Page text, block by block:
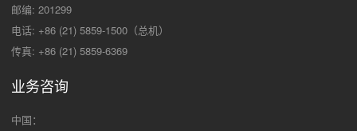
邮编: 201299
电话: +86 (21) 5859-1500（总机）
传真: +86 (21) 5859-6369
业务咨询
中国：